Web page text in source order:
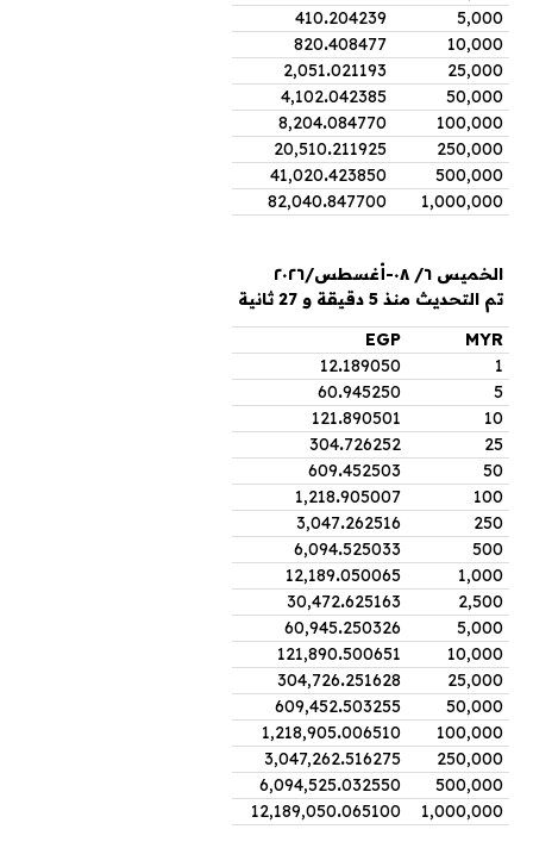
5,000
410.204239
10,000
820.408477
25,000
2,051.021193
50,000
4,102.042385
100,000
8,204.084770
250,000
20,510.211925
500,000
41,020.423850
1,000,000
82,040.847700
الخميس ٦/ ٠٨-أغسطس/٢٠٢٦
تم التحديث منذ 5 دقيقة و 27 ثانية
MYR
EGP
1
12.189050
5
60.945250
10
121.890501
25
304.726252
50
609.452503
100
1,218.905007
250
3,047.262516
500
6,094.525033
1,000
12,189.050065
2,500
30,472.625163
5,000
60,945.250326
10,000
121,890.500651
25,000
304,726.251628
50,000
609,452.503255
100,000
1,218,905.006510
250,000
3,047,262.516275
500,000
6,094,525.032550
1,000,000
12,189,050.065100